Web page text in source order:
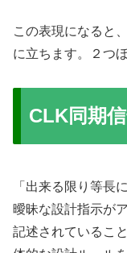
この表現になると
に立ちます。２つ
CLK同期
「出来る限り等長
曖昧な設計指示が
記述されているこ